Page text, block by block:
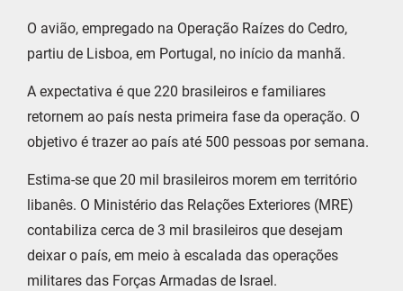
O avião, empregado na Operação Raízes do Cedro,
partiu de Lisboa, em Portugal, no início da manhã.
A expectativa é que 220 brasileiros e familiares
retornem ao país nesta primeira fase da operação. O
objetivo é trazer ao país até 500 pessoas por semana.
Estima-se que 20 mil brasileiros morem em território
libanês. O Ministério das Relações Exteriores (MRE)
contabiliza cerca de 3 mil brasileiros que desejam
deixar o país, em meio à escalada das operações
militares das Forças Armadas de Israel.